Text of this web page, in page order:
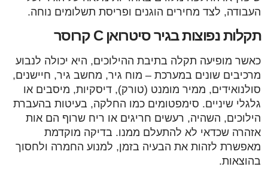
העבודה, לצד מחירים הוגנים ופריסת תשלומים נוחה.
תקלות נפוצות בגיר סיטרואן C קרוסר
כאשר מופיעה תקלה בתיבת ההילוכים, היא יכולה לנבוע
מרכיבים שונים במערכת – מוח גיר, מחשב גיר, חיישנים,
סולנואידים, ממיר מומנט (טורק), דיסקיות, מיסבים או
גלגלי שיניים. סימפטומים כמו החלקה, בעיטות בהעברת
הילוכים, השהיה, רעשים חריגים או ריח שרוף הם אות
אזהרה שכדאי לא להתעלם ממנו. בדיקה מוקדמת
מאפשרת לזהות את הבעיה בזמן, למנוע החמרה ולחסוך
בהוצאות.